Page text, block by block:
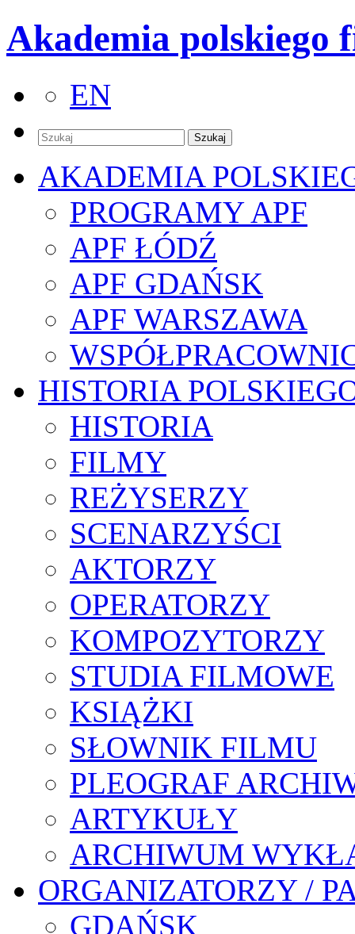
Akademia polskiego
EN
AKADEMIA
PROGRAMY APF
APF ŁÓDŹ
APF GDAŃSK
APF WARSZAWA
HISTORIA
HISTORIA
FILMY
REŻYSERZY
SCENARZYŚCI
AKTORZY
OPERATORZY
KOMPOZYTORZY
STUDIA FILMOWE
KSIĄŻKI
SŁOWNIK FILMU
PLEOGRAF
ARTYKUŁY
ARCHIWUM
ORGANIZATORZY /
GDAŃSK